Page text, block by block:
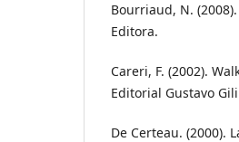
Bourriaud, N.
Editora.
Careri, F. (2002).
Editorial Gustavo
De Certeau. (2000).